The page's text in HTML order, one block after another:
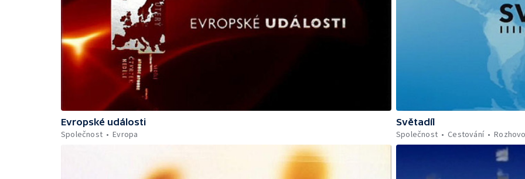
Evropské události
Společnost
Evropa
Světadíl
Společnost
Cestování